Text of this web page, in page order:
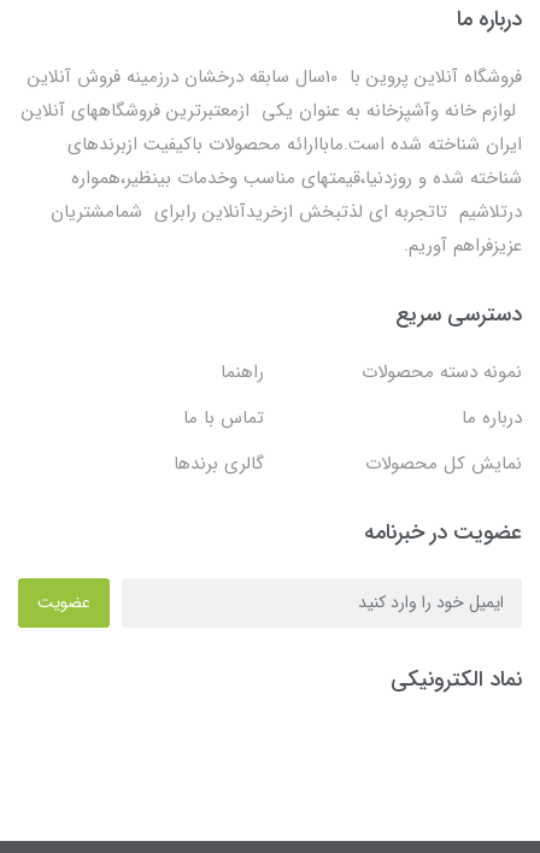
درباره ما
فروشگاه آنلاین پروین با 10سال سابقه درخشان درزمینه فروش آنلاین
لوازم خانه وآشپزخانه به عنوان یکی ازمعتبرترین فروشگاههای آنلاین
ایران شناخته شده است.ماباارائه محصولات باکیفیت ازبرندهای
شناخته شده و روزدنیا،قیمتهای مناسب وخدمات بینظیر،همواره
درتلاشیم تاتجربه ای لذتبخش ازخریدآنلاین رابرای شمامشتریان
عزیزفراهم آوریم.
دسترسی سریع
نمونه دسته محصولات
راهنما
درباره ما
تماس با ما
نمایش کل محصولات
گالری برندها
عضویت در خبرنامه
عضویت
نماد الکترونیکی